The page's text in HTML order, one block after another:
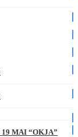
19 MAI “OKJA”